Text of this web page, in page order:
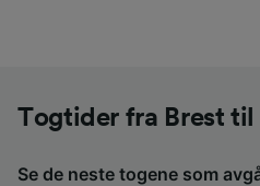
Togtider fra Brest til
Se de neste togene som